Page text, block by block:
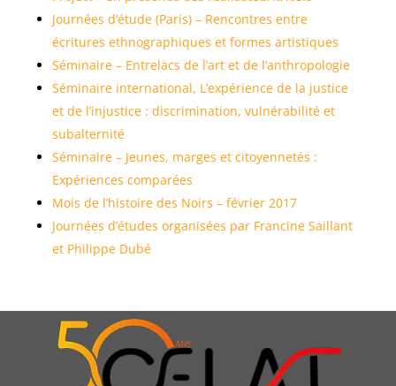
Journées d’étude (Paris) – Rencontres entre
écritures ethnographiques et formes artistiques
Séminaire – Entrelacs de l’art et de l’anthropologie
Séminaire international, L’expérience de la justice
et de l’injustice : discrimination, vulnérabilité et
subalternité
Séminaire – Jeunes, marges et citoyennetés :
Expériences comparées
Mois de l’histoire des Noirs – février 2017
Journées d’études organisées par Francine Saillant
et Philippe Dubé